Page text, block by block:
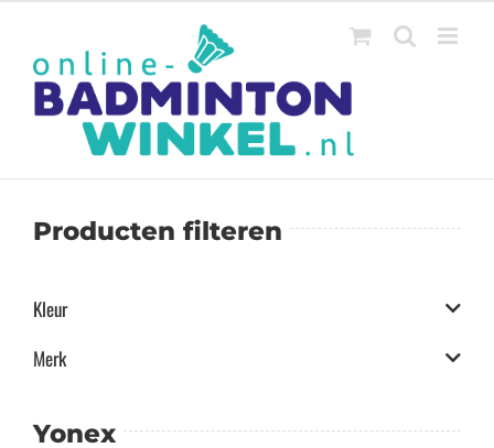
inhoud
Producten filteren
Kleur
Merk
Yonex